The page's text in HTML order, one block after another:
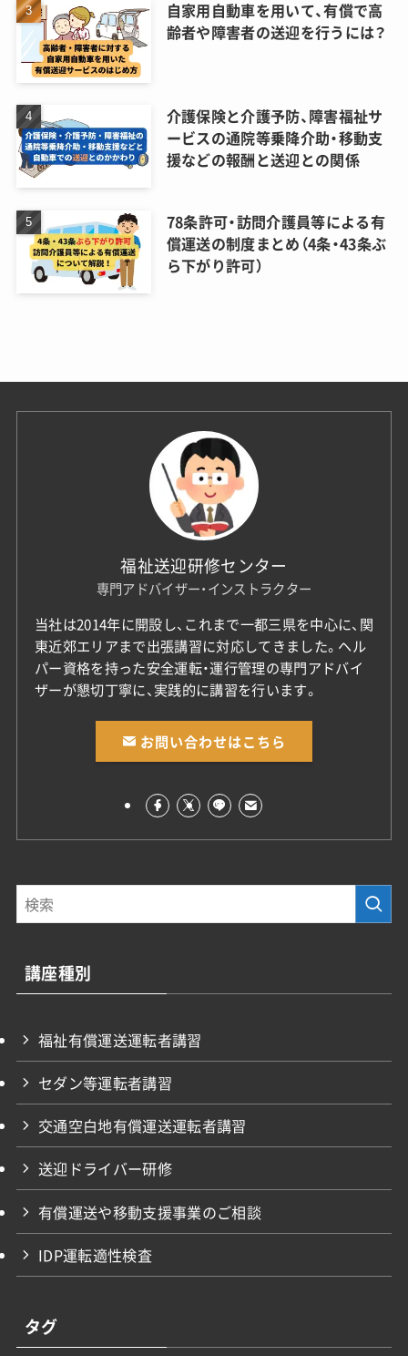
自家用自動車を用いて、有償で高
齢者や障害者の送迎を行うには？
介護保険と介護予防、障害福祉サ
ービスの通院等乗降介助・移動支
援などの報酬と送迎との関係
78条許可・訪問介護員等による有
償運送の制度まとめ（4条・43条ぶ
ら下がり許可）
福祉送迎研修センター
専門アドバイザー・インストラクター
当社は2014年に開設し、これまで一都三県を中心に、関
東近郊エリアまで出張講習に対応してきました。ヘル
パー資格を持った安全運転・運行管理の専門アドバイ
ザーが懇切丁寧に、実践的に講習を行います。
お問い合わせはこちら
講座種別
福祉有償運送運転者講習
セダン等運転者講習
交通空白地有償運送運転者講習
送迎ドライバー研修
有償運送や移動支援事業のご相談
IDP運転適性検査
タグ